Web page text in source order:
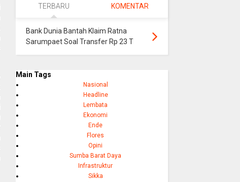
TERBARU KOMENTAR
Bank Dunia Bantah Klaim Ratna
Sarumpaet Soal Transfer Rp 23 T
Main Tags
Nasional
Headline
Lembata
Ekonomi
Ende
Flores
Opini
Sumba Barat Daya
Infrastruktur
Sikka